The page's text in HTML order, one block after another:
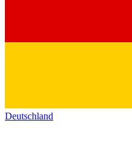
Deutschland